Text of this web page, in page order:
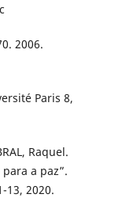
2006.
Paris 8,
Raquel.
a paz”.
13, 2020.